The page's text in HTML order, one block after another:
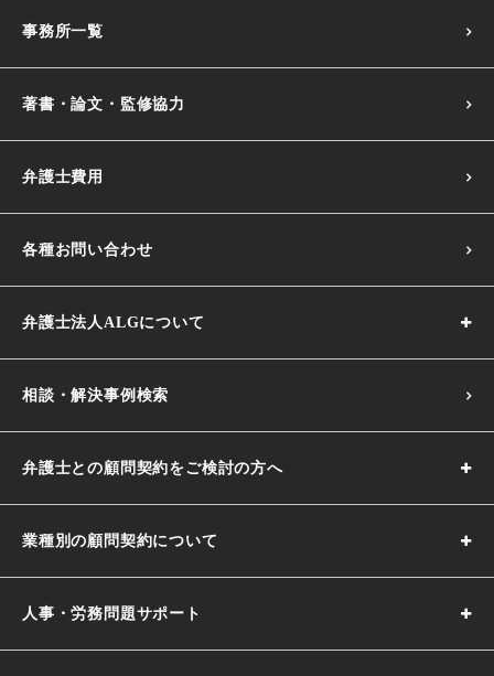
事務所一覧
著書・論文・監修協力
弁護士費用
各種お問い合わせ
弁護士法人ALGについて
相談・解決事例検索
弁護士との顧問契約をご検討の方へ
業種別の顧問契約について
人事・労務問題サポート